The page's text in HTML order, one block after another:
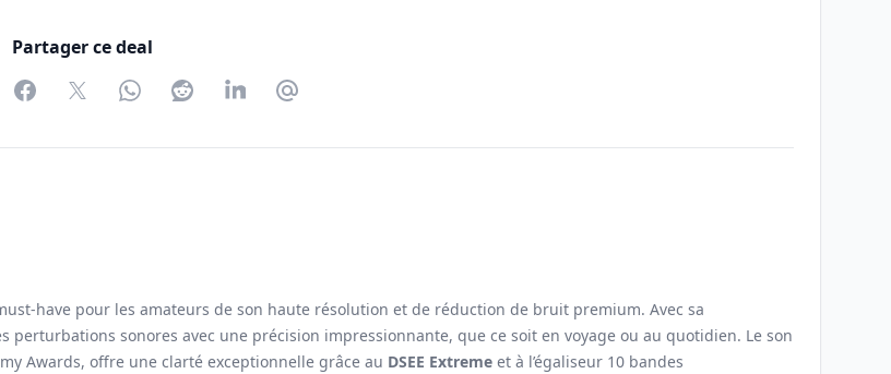
Partager ce deal
FacebookTwitterWhatsAppRedditLinkedInPartager par Email
have pour les amateurs de son haute résolution et de réduction de bruit premium. Avec sa
perturbations sonores avec une précision impressionnante, que ce soit en voyage ou au quotidien. Le son
Awards, offre une clarté exceptionnelle grâce au DSEE Extreme et à l’égaliseur 10 bandes